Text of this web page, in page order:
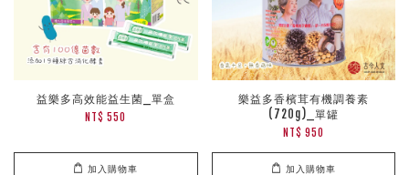
益樂多高效能益生菌_單盒
NT$ 550
加入購物車
樂益多香檳茸有機調養素
(720g)_單罐
NT$ 950
加入購物車